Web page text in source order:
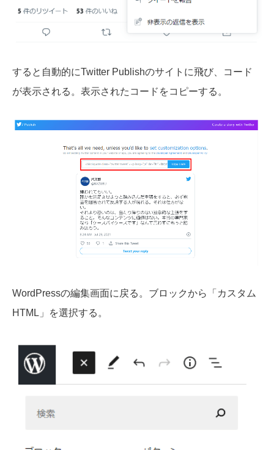
すると自動的にTwitter Publishのサイトに飛び、コード
が表示される。表示されたコードをコピーする。
WordPressの編集画面に戻る。ブロックから「カスタム
HTML」を選択する。